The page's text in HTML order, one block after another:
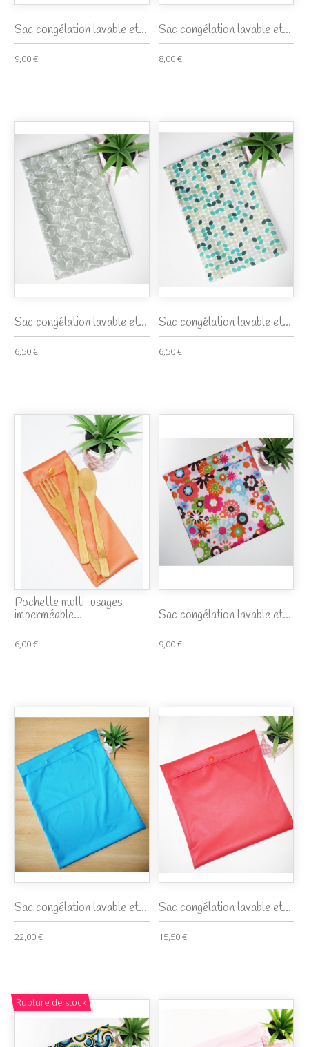
Sac congélation lavable et...
9,00 €
Sac congélation lavable et...
8,00 €
Sac congélation lavable et...
6,50 €
Sac congélation lavable et...
6,50 €
Pochette multi-usages
imperméable...
6,00 €
Sac congélation lavable et...
9,00 €
Sac congélation lavable et...
22,00 €
Sac congélation lavable et...
15,50 €
Rupture de stock